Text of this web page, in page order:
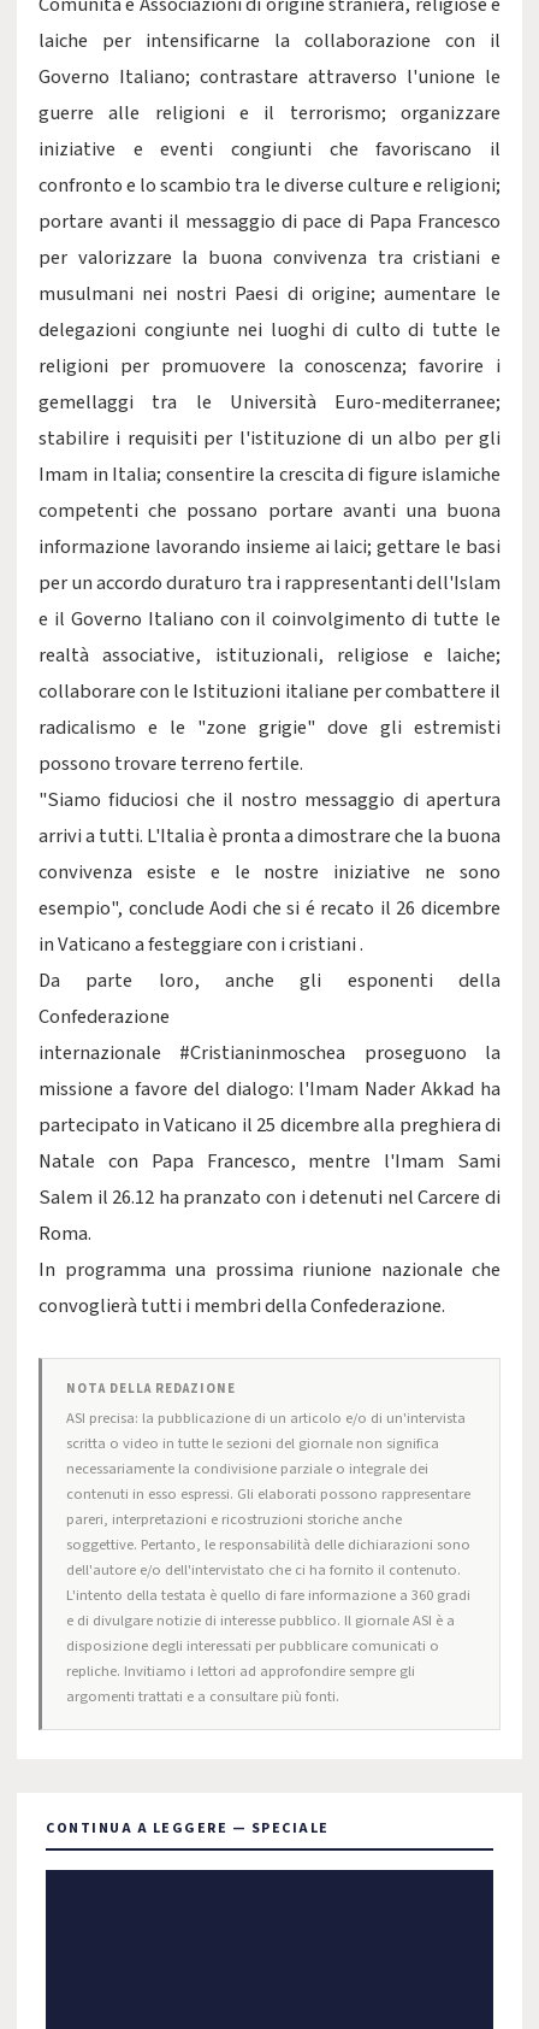
laiche per intensificarne la collaborazione con il
Governo Italiano; contrastare attraverso l'unione le
guerre alle religioni e il terrorismo; organizzare
iniziative e eventi congiunti che favoriscano il
confronto e lo scambio tra le diverse culture e religioni;
portare avanti il messaggio di pace di Papa Francesco
per valorizzare la buona convivenza tra cristiani e
musulmani nei nostri Paesi di origine; aumentare le
delegazioni congiunte nei luoghi di culto di tutte le
religioni per promuovere la conoscenza; favorire i
gemellaggi tra le Università Euro-mediterranee;
stabilire i requisiti per l'istituzione di un albo per gli
Imam in Italia; consentire la crescita di figure islamiche
competenti che possano portare avanti una buona
informazione lavorando insieme ai laici; gettare le basi
per un accordo duraturo tra i rappresentanti dell'Islam
e il Governo Italiano con il coinvolgimento di tutte le
realtà associative, istituzionali, religiose e laiche;
collaborare con le Istituzioni italiane per combattere il
radicalismo e le "zone grigie" dove gli estremisti
possono trovare terreno fertile.
"Siamo fiduciosi che il nostro messaggio di apertura
arrivi a tutti. L'Italia è pronta a dimostrare che la buona
convivenza esiste e le nostre iniziative ne sono
esempio", conclude Aodi che si é recato il 26 dicembre
in Vaticano a festeggiare con i cristiani .
Da parte loro, anche gli esponenti della
Confederazione
internazionale #Cristianinmoschea proseguono la
missione a favore del dialogo: l'Imam Nader Akkad ha
partecipato in Vaticano il 25 dicembre alla preghiera di
Natale con Papa Francesco, mentre l'Imam Sami
Salem il 26.12 ha pranzato con i detenuti nel Carcere di
Roma.
In programma una prossima riunione nazionale che
convoglierà tutti i membri della Confederazione.
NOTA DELLA REDAZIONE
ASI precisa: la pubblicazione di un articolo e/o di un'intervista
scritta o video in tutte le sezioni del giornale non significa
necessariamente la condivisione parziale o integrale dei
contenuti in esso espressi. Gli elaborati possono rappresentare
pareri, interpretazioni e ricostruzioni storiche anche
soggettive. Pertanto, le responsabilità delle dichiarazioni sono
dell'autore e/o dell'intervistato che ci ha fornito il contenuto.
L'intento della testata è quello di fare informazione a 360 gradi
e di divulgare notizie di interesse pubblico. Il giornale ASI è a
disposizione degli interessati per pubblicare comunicati o
repliche. Invitiamo i lettori ad approfondire sempre gli
argomenti trattati e a consultare più fonti.
CONTINUA A LEGGERE — SPECIALE